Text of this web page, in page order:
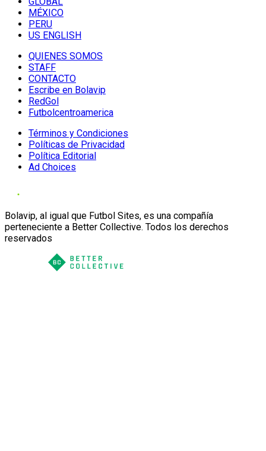
MÉXICO
PERU
US ENGLISH
QUIENES SOMOS
STAFF
CONTACTO
Escribe en Bolavip
RedGol
Futbolcentroamerica
Términos y Condiciones
Políticas de Privacidad
Política Editorial
Ad Choices
Bolavip, al igual que Futbol Sites, es una compañía
perteneciente a Better Collective. Todos los derechos
reservados